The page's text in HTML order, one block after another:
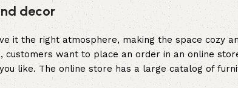
decor
it the right atmosphere, making the space cozy
want to place an order in an online
like. The online store has a large catalog of